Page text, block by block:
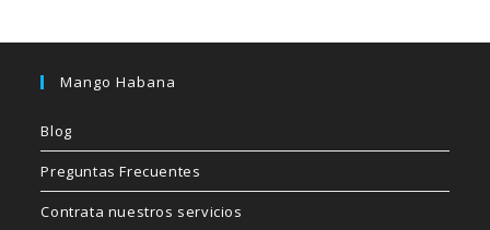
Mango Habana
Blog
Preguntas Frecuentes
Contrata nuestros servicios